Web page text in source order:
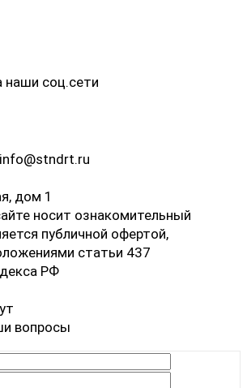
наши соц.сети
info@stndrt.ru
дом 1
носит ознакомительный
публичной офертой,
статьи 437
РФ
вопросы